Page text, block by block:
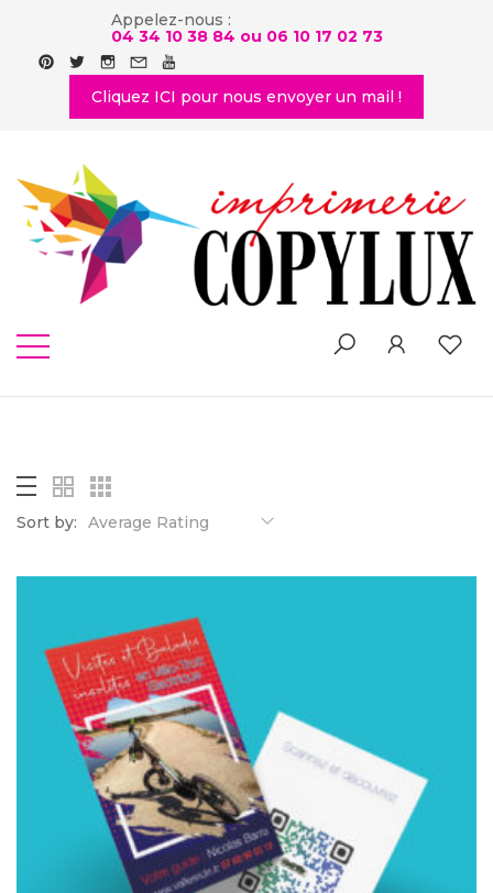
Appelez-nous :
04 34 10 38 84 ou 06 10 17 02 73
Cliquez ICI pour nous envoyer un mail !
Sort by: Average Rating